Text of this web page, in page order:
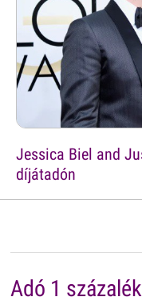
Jessica Biel and
díjátadón
Adó 1